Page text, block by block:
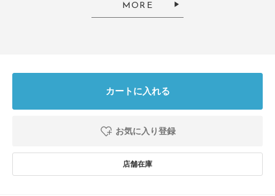
MORE
カートに入れる
お気に入り登録